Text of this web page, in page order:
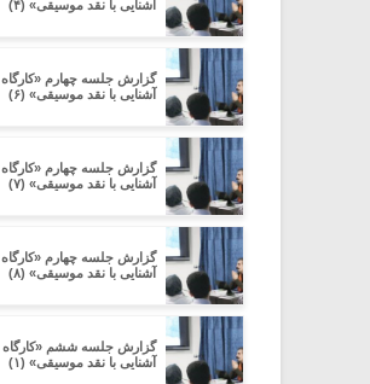
آشنایی با نقد موسیقی» (۴)
گزارش جلسه چهارم «کارگاه
آشنایی با نقد موسیقی» (۶)
گزارش جلسه چهارم «کارگاه
آشنایی با نقد موسیقی» (۷)
گزارش جلسه چهارم «کارگاه
آشنایی با نقد موسیقی» (۸)
گزارش جلسه ششم «کارگاه
آشنایی با نقد موسیقی» (۱)